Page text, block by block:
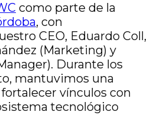
como parte de la
, con
CEO, Eduardo Coll,
(Marketing) y
Durante los
mantuvimos una
vínculos con
tecnológico